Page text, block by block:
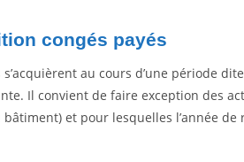
congés payés
s’acquièrent au cours d’une période
Il convient de faire exception des
et pour lesquelles l’année